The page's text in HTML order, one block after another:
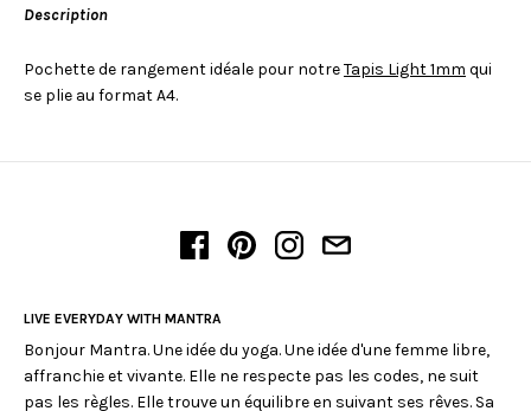
Description
Pochette de rangement idéale pour notreTapis Light 1mm qui
se plie au format A4.
LIVE EVERYDAY WITH MANTRA
Bonjour Mantra. Une idée du yoga. Une idée d'une femme libre,
affranchie et vivante. Elle ne respecte pas les codes, ne suit
pas les règles. Elle trouve un équilibre en suivant ses rêves. Sa